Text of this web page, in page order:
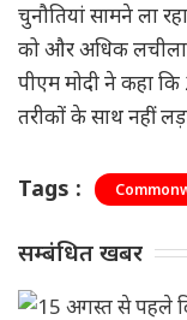
चुनौतियां सामने ला
को और अधिक लचीला
पीएम मोदी ने कहा
तरीकों के साथ नहीं
Tags :
सम्बंधित खबर